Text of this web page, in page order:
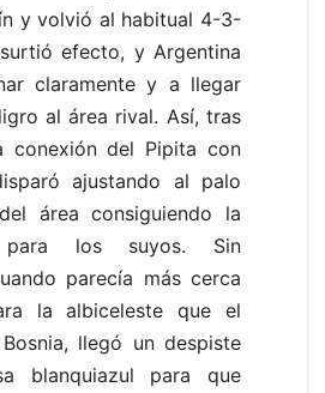
y volvió al habitual 4-3-
efecto, y Argentina
claramente y a llegar
al área rival. Así, tras
conexión del Pipita con
ajustando al palo
área consiguiendo la
para los suyos. Sin
parecía más cerca
la albiceleste que el
llegó un despiste
blanquiazul para que